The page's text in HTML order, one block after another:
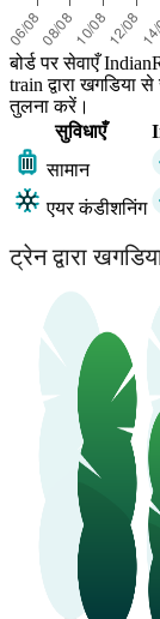
बोर्ड पर सेवाएँ
train द्वारा खगडिया
तुलना करें।
सुविधाएँ
सामान
एयर कंडीशनिंग
ट्रेन द्वारा